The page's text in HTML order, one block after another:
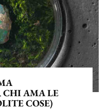
CHI AMA LE
COSE)